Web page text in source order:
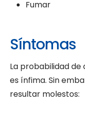
Fumar
Síntomas
La probabilidad de
es ínfima. Sin
resultar molestos: